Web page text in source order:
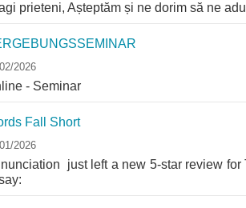
prieteni, Așteptăm și ne dorim să ne
2026
- Seminar
Fall Short
2026
just left a new 5-star review for